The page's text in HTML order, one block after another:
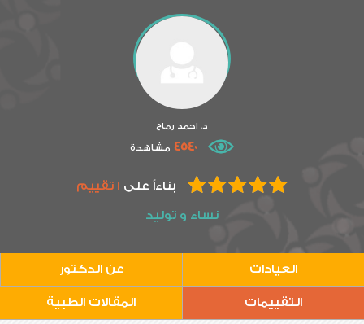
د. احمد رماح
4540 مشاهدة
بناءاً على 1 تقييم
نساء و توليد
العيادات عن الدكتور
التقييمات المقالات الطبية